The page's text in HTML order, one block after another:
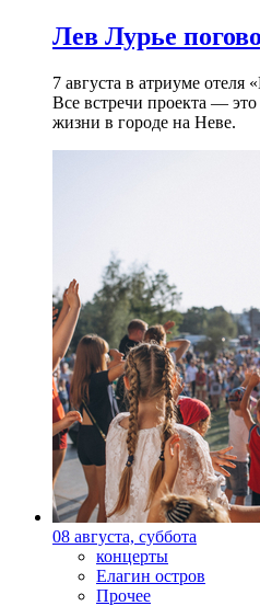
Лев Лурье
7 августа в атриуме
Все встречи проекта —
жизни в городе на Неве.
08 августа, суббота
концерты
Елагин остров
Прочее